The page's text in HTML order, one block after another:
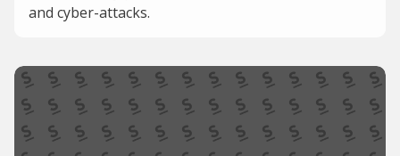
and cyber-attacks.